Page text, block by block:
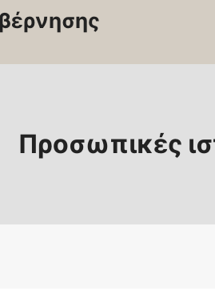
Προσωπικές